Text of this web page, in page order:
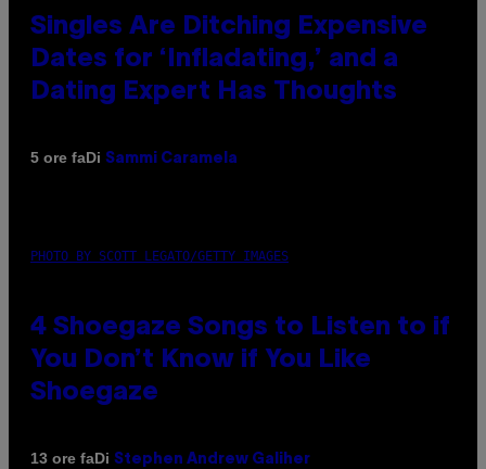
Singles Are Ditching Expensive
Dates for ‘Infladating,’ and a
Dating Expert Has Thoughts
5 ore faDi Sammi Caramela
PHOTO BY SCOTT LEGATO/GETTY IMAGES
4 Shoegaze Songs to Listen to if
You Don’t Know if You Like
Shoegaze
13 ore faDi Stephen Andrew Galiher